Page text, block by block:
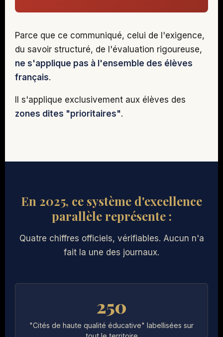
Parce que ce communiqué, celui de l'exigence,
du savoir structuré, de l'évaluation rigoureuse,
ne s'applique pas à l'ensemble des élèves
français.
Il s'applique exclusivement aux élèves des
zones dites "prioritaires".
En 2025, ce système d'excellence
parallèle représente :
Quatre chiffres officiels, vérifiables. Aucun n'a
fait la une des journaux.
250
"Cités de haute qualité éducative" labellisées sur